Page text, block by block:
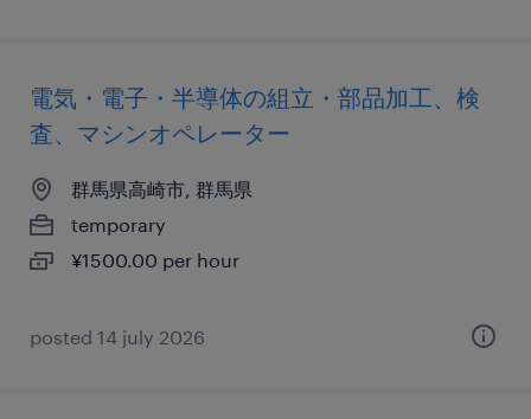
電気・電子・半導体の組立・部品加工、検
査、マシンオペレーター
群馬県高崎市, 群馬県
temporary
¥1500.00 per hour
posted 14 july 2026